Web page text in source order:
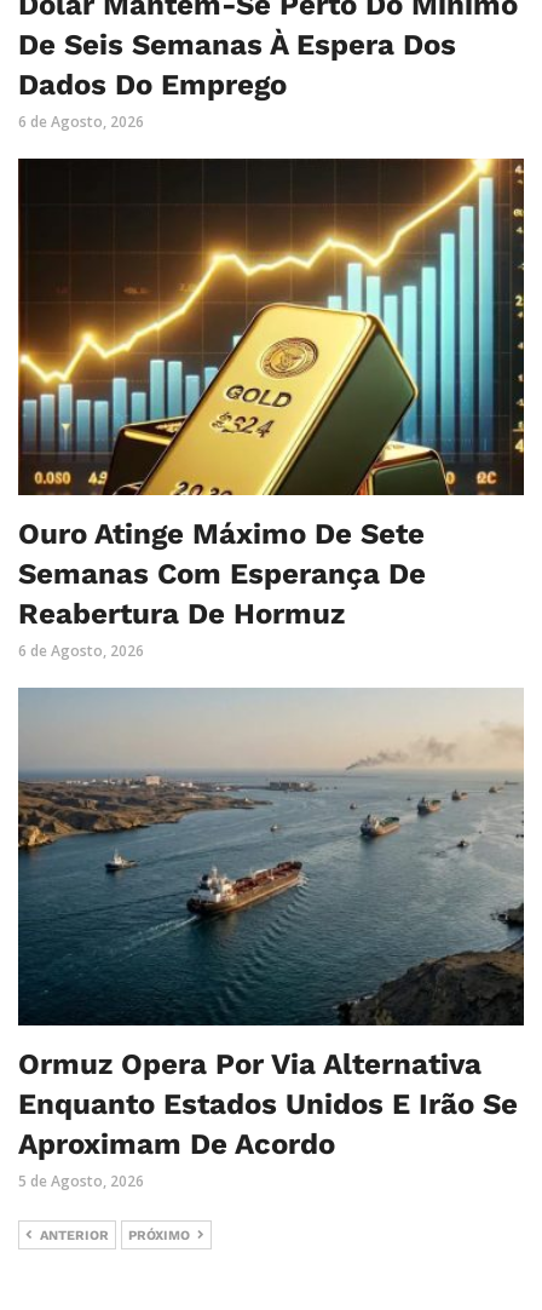
De Seis Semanas À Espera Dos
Dados Do Emprego
6 de Agosto, 2026
Ouro Atinge Máximo De Sete
Semanas Com Esperança De
Reabertura De Hormuz
6 de Agosto, 2026
Ormuz Opera Por Via Alternativa
Enquanto Estados Unidos E Irão Se
Aproximam De Acordo
5 de Agosto, 2026
ANTERIOR PRÓXIMO